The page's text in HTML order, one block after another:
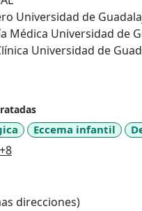
- Médico Cirujano y Partero Universidad
Médica Universidad de
- Alergia e Inmunología Clínica
Mexicano de
Nacional de
Eccema infantil
+8a11y_sr_more_diseases
direcciones)